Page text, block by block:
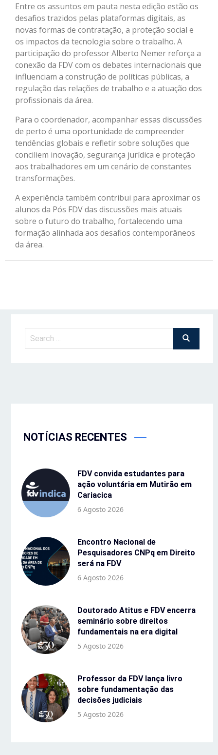
Entre os assuntos em pauta nesta edição estão os
desafios trazidos pelas plataformas digitais, as
novas formas de contratação, a proteção social e
os impactos da tecnologia sobre o trabalho. A
participação do professor Alberto Nemer reforça a
conexão da FDV com os debates internacionais que
influenciam a construção de políticas públicas, a
regulação das relações de trabalho e a atuação dos
profissionais da área.
Para o coordenador, acompanhar essas discussões
de perto é uma oportunidade de compreender
tendências globais e refletir sobre soluções que
conciliem inovação, segurança jurídica e proteção
aos trabalhadores em um cenário de constantes
transformações.
A experiência também contribui para aproximar os
alunos da Pós FDV das discussões mais atuais
sobre o futuro do trabalho, fortalecendo uma
formação alinhada aos desafios contemporâneos
da área.
NOTÍCIAS RECENTES
FDV convida estudantes para
ação voluntária em Mutirão em
Cariacica
6 Agosto 2026
Encontro Nacional de
Pesquisadores CNPq em Direito
será na FDV
6 Agosto 2026
Doutorado Atitus e FDV encerra
seminário sobre direitos
fundamentais na era digital
5 Agosto 2026
Professor da FDV lança livro
sobre fundamentação das
decisões judiciais
5 Agosto 2026